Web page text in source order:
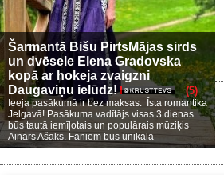
Šarmantā Bišu PirtsMājas sirds
un dvēsele Elena Gradovska
kopā ar hokeja zvaigzni
Daugaviņu ielūdz!
(5)
Ieeja pasākumā ir bez maksas. Īsta romantika
Jelgavā! Pasākuma vadītājs visas 3 dienas
būs tautā iemīļotais un populārais mūziķis
Ainārs Ašaks. Faniem būs unikāla